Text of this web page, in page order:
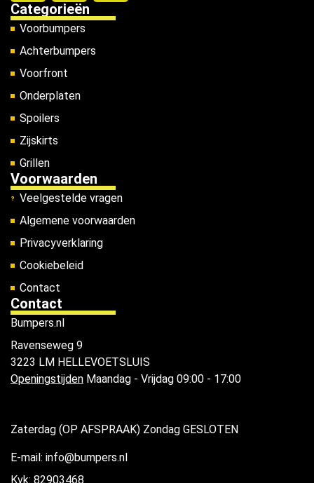
Categorieën
Voorbumpers
Achterbumpers
Voorfront
Onderplaten
Spoilers
Zijskirts
Grillen
Voorwaarden
Veelgestelde vragen
Algemene voorwaarden
Privacyverklaring
Cookiebeleid
Contact
Contact
Bumpers.nl
Ravenseweg 9
3223 LM HELLEVOETSLUIS
Openingstijden Maandag - Vrijdag 09:00 - 17:00
Zaterdag (OP AFSPRAAK) Zondag GESLOTEN
E-mail: info@bumpers.nl
Kvk: 82903468